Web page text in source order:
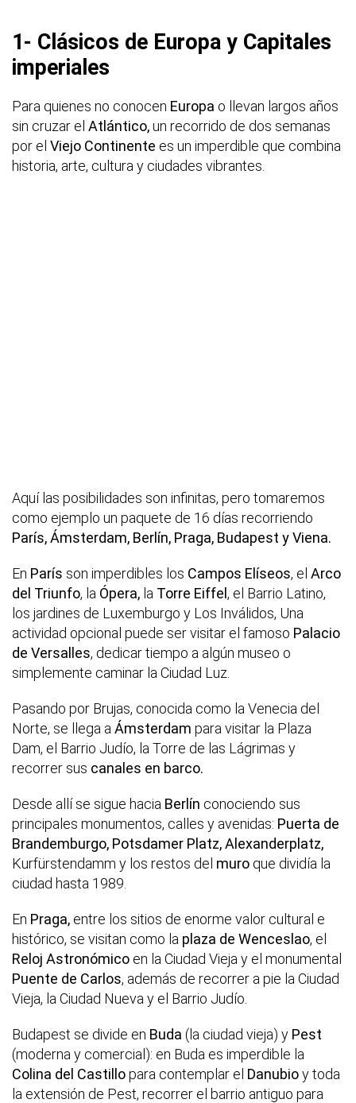
1- Clásicos de Europa y Capitales
imperiales
Para quienes no conocen Europa o llevan largos años
sin cruzar el Atlántico,un recorrido de dos semanas
por el Viejo Continente es un imperdible que combina
historia, arte, cultura y ciudades vibrantes.
Aquí las posibilidades son infinitas, pero tomaremos
como ejemplo un paquete de 16 días recorriendo
París, Ámsterdam, Berlín, Praga, Budapest y Viena.
En París son imperdibles los Campos Elíseos, el Arco
del Triunfo, la Ópera, la Torre Eiffel , el Barrio Latino,
los jardines de Luxemburgo y Los Inválidos, Una
actividad opcional puede ser visitar el famoso Palacio
de Versalles, dedicar tiempo a algún museo o
simplemente caminar la Ciudad Luz.
Pasando por Brujas, conocida como la Venecia del
Norte, se llega a Ámsterdam para visitar la Plaza
Dam, el Barrio Judío, la Torre de las Lágrimas y
recorrer sus canales en barco.
Desde allí se sigue hacia Berlín conociendo sus
principales monumentos, calles y avenidas: Puerta de
Brandemburgo, Potsdamer Platz, Alexanderplatz,
Kurfürstendamm y los restos del muro que dividía la
ciudad hasta 1989.
En Praga, entre los sitios de enorme valor cultural e
histórico, se visitan como la plaza de Wenceslao, el
Reloj Astronómico en la Ciudad Vieja y el monumental
Puente de Carlos, además de recorrer a pie la Ciudad
Vieja, la Ciudad Nueva y el Barrio Judío.
Budapest se divide en Buda (la ciudad vieja) y Pest
(moderna y comercial): en Buda es imperdible la
Colina del Castillopara contemplar el Danubioy toda
la extensión de Pest, recorrer el barrio antiguo para